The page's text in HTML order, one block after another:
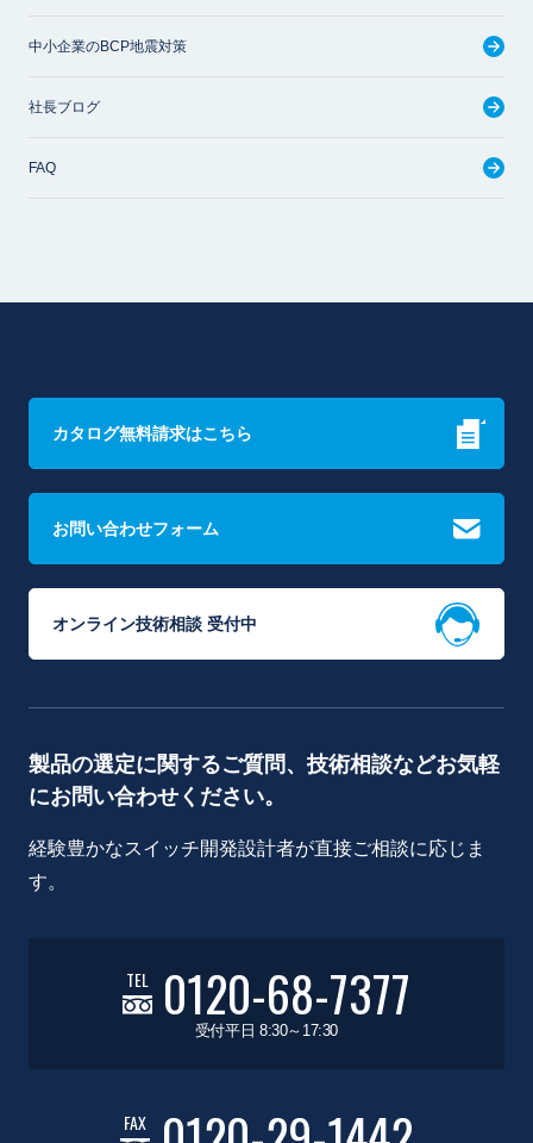
中小企業のBCP地震対策
社長ブログ
FAQ
カタログ無料請求はこちら
お問い合わせフォーム
オンライン技術相談 受付中
製品の選定に関するご質問、技術相談などお気軽
にお問い合わせください。
経験豊かなスイッチ開発設計者が直接ご相談に応じま
す。
TEL 0120-68-7377
受付平日 8:30～17:30
FAX